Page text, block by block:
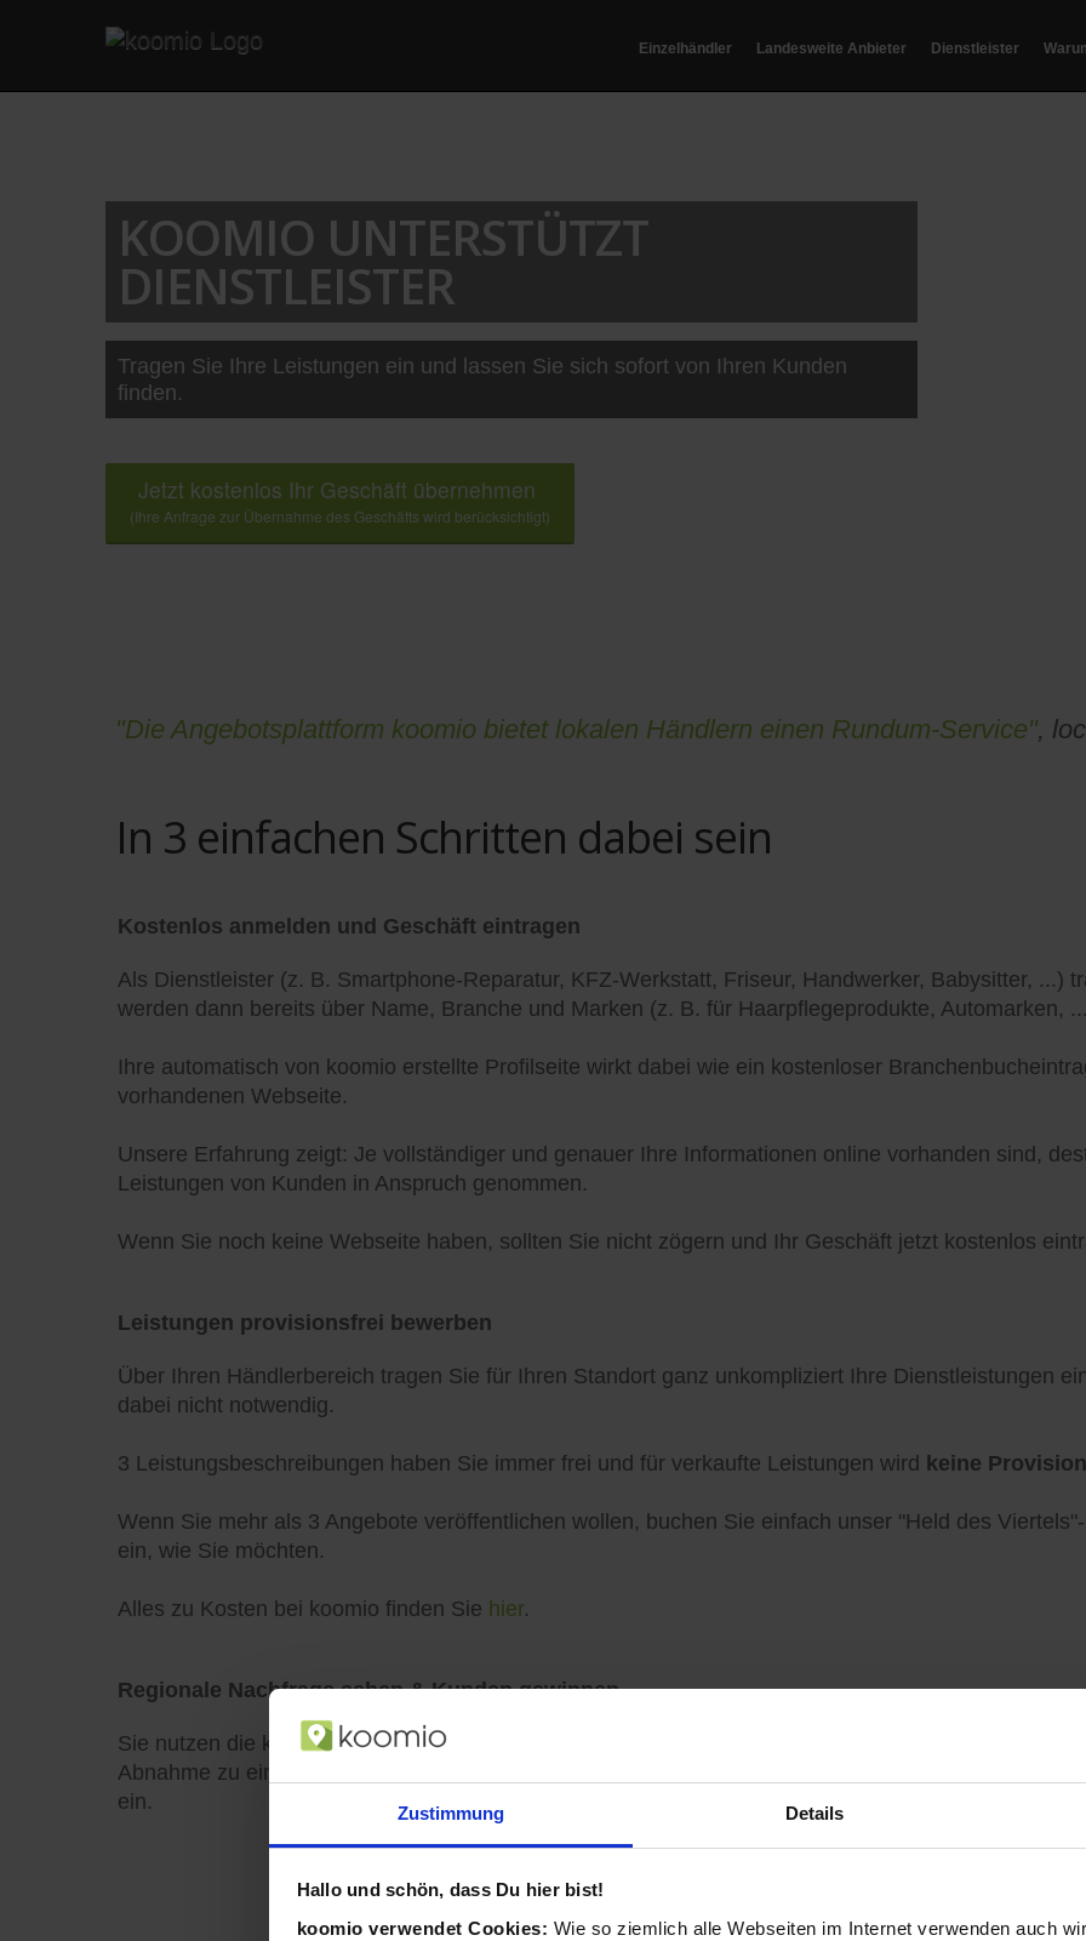
Zustimmung Details
Hallo und schön, dass Du hier bist!
koomio verwendet Cookies: Wie so ziemlich alle Webseiten im Internet verwenden auch
Einzelhändler Landesweite Anbieter Dienstleister
KOOMIO UNTERSTÜTZT
DIENSTLEISTER
Tragen Sie Ihre Leistungen ein und lassen Sie sich sofort von Ihren Kunden
finden.
Jetzt kostenlos Ihr Geschäft übernehmen
(Ihre Anfrage zur Übernahme des Geschäfts wird berücksichtigt)
"Die Angebotsplattform koomio bietet lokalen Händlern einen Rundum-Service",
In 3 einfachen Schritten dabei sein
Kostenlos anmelden und Geschäft eintragen
Als Dienstleister (z. B. Smartphone-Reparatur, KFZ-Werkstatt, Friseur, Handwerker, Babysitter, ...)
werden dann bereits über Name, Branche und Marken (z. B. für Haarpflegeprodukte, Automarken,
Ihre automatisch von koomio erstellte Profilseite wirkt dabei wie ein kostenloser
vorhandenen Webseite.
Unsere Erfahrung zeigt: Je vollständiger und genauer Ihre Informationen online vorhanden sind,
Leistungen von Kunden in Anspruch genommen.
Wenn Sie noch keine Webseite haben, sollten Sie nicht zögern und Ihr Geschäft jetzt kostenlos
Leistungen provisionsfrei bewerben
Über Ihren Händlerbereich tragen Sie für Ihren Standort ganz unkompliziert Ihre Dienstleistungen
dabei nicht notwendig.
3 Leistungsbeschreibungen haben Sie immer frei und für verkaufte Leistungen wird keine Provision
Wenn Sie mehr als 3 Angebote veröffentlichen wollen, buchen Sie einfach unser "Held des
ein, wie Sie möchten.
Alles zu Kosten bei koomio finden Sie hier.
Regionale Nachfrage sehen & Kunden gewinnen
Sie nutzen die kostenlosen Auswertungen, um zu sehen, ob es Kunden in Ihrer Nähe gibt, die z. B.
Abnahme zu einem bestimmten Preis warten. Und wenn Sie Termine frei haben, tragen Sie für
ein.